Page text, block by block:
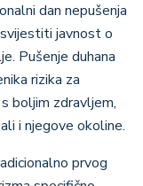
dan nepušenja
javnost o
Pušenje duhana
rizika za
boljim zdravljem,
i njegove okoline.
prvog